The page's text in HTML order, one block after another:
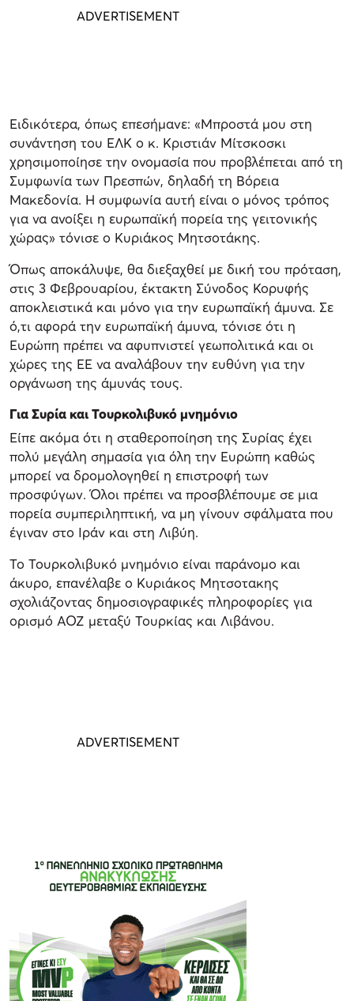
Ειδικότερα, όπως επεσήμανε: «Μπροστά μου στη
συνάντηση του ΕΛΚ ο κ. Κριστιάν Μίτσκοσκι
χρησιμοποίησε την ονομασία που προβλέπεται από τη
Συμφωνία των Πρεσπών, δηλαδή τη Βόρεια
Μακεδονία. Η συμφωνία αυτή είναι ο μόνος τρόπος
για να ανοίξει η ευρωπαϊκή πορεία της γειτονικής
χώρας» τόνισε ο Κυριάκος Μητσοτάκης.
Όπως αποκάλυψε, θα διεξαχθεί με δική του πρόταση,
στις 3 Φεβρουαρίου, έκτακτη Σύνοδος Κορυφής
αποκλειστικά και μόνο για την ευρωπαϊκή άμυνα. Σε
ό,τι αφορά την ευρωπαϊκή άμυνα, τόνισε ότι η
Ευρώπη πρέπει να αφυπνιστεί γεωπολιτικά και οι
χώρες της ΕΕ να αναλάβουν την ευθύνη για την
οργάνωση της άμυνάς τους.
Για Συρία και Τουρκολιβυκό μνημόνιο
Είπε ακόμα ότι η σταθεροποίηση της Συρίας έχει
πολύ μεγάλη σημασία για όλη την Ευρώπη καθώς
μπορεί να δρομολογηθεί η επιστροφή των
προσφύγων. Όλοι πρέπει να προσβλέπουμε σε μια
πορεία συμπεριληπτική, να μη γίνουν σφάλματα που
έγιναν στο Ιράν και στη Λιβύη.
Το Τουρκολιβυκό μνημόνιο είναι παράνομο και
άκυρο, επανέλαβε ο Κυριάκος Μητσοτακης
σχολιάζοντας δημοσιογραφικές πληροφορίες για
ορισμό ΑΟΖ μεταξύ Τουρκίας και Λιβάνου.